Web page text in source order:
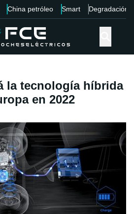
China petróleo Smart Degradación
la tecnología híbrida
en 2022